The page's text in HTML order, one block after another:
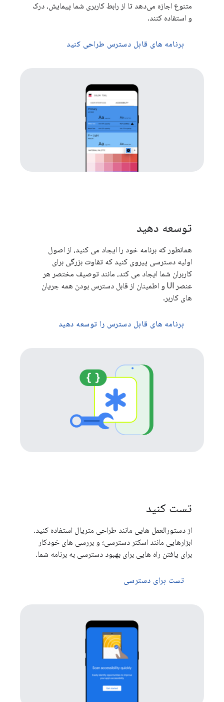
متنوع اجازه می‌دهد تا از رابط کاربری شما پیمایش، درک
و استفاده کنند.
برنامه های قابل دسترس طراحی کنید
توسعه دهید
همانطور که برنامه خود را ایجاد می کنید، از اصول
اولیه دسترسی پیروی کنید که تفاوت بزرگی برای
کاربران شما ایجاد می کند، مانند توصیف مختصر هر
عنصر UI و اطمینان از قابل دسترس بودن همه جریان
های کاربر.
برنامه های قابل دسترس را توسعه دهید
تست کنید
از دستورالعمل هایی مانند طراحی متریال استفاده کنید.
ابزارهایی مانند اسکنر دسترسی؛ و بررسی های خودکار
برای یافتن راه هایی برای بهبود دسترسی به برنامه شما.
تست برای دسترسی